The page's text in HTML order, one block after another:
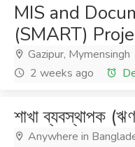
MIS and
(SMART)
Gazipur, Mymensingh
2 weeks ago
শাখা ব্যবস্থাপক
Anywhere in